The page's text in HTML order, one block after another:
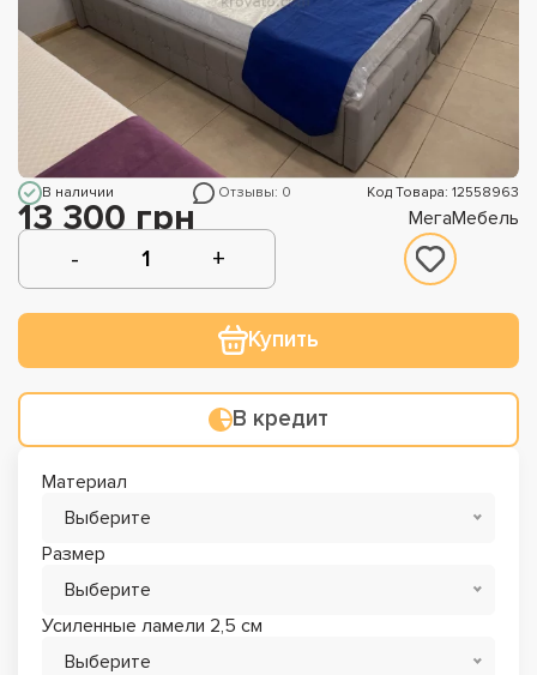
В наличии Отзывы: 0 Код Товара: 12558963
13 300 грн МегаМебель
Купить
В кредит
Материал
Выберите
Размер
Выберите
Усиленные ламели 2,5 см
Выберите